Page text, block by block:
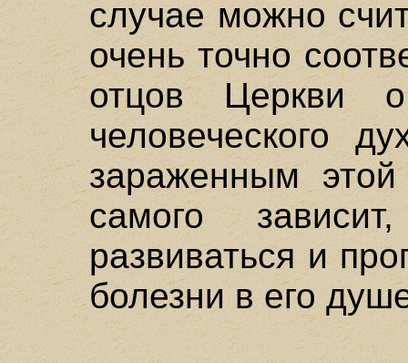
случае можно
очень точно
отцов Церкви
человеческого
зараженным
самого
развиваться и
болезни в его